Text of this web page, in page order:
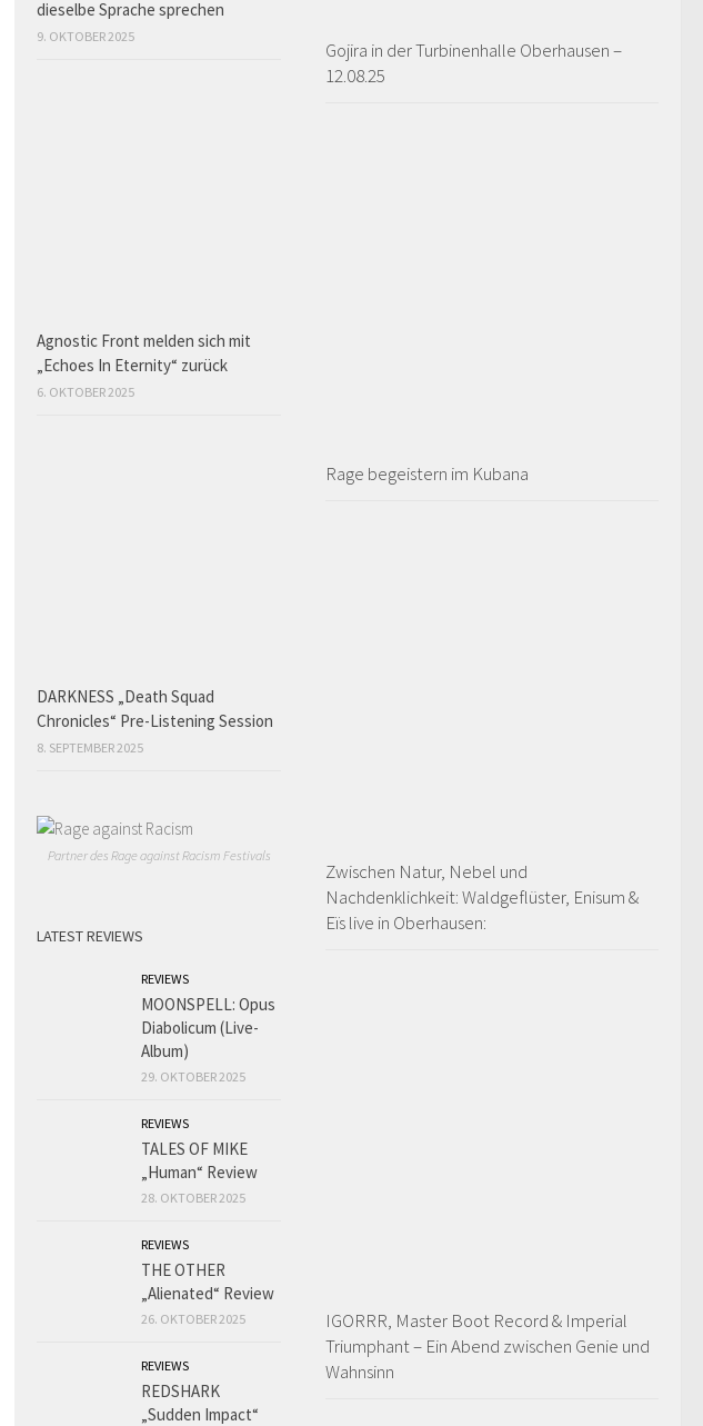
Gojira in der Turbinenhalle Oberhausen –
12.08.25
Rage begeistern im Kubana
Zwischen Natur, Nebel und
Nachdenklichkeit: Waldgeflüster, Enisum &
Eïs live in Oberhausen:
IGORRR, Master Boot Record & Imperial
Triumphant – Ein Abend zwischen Genie und
Wahnsinn
dieselbe Sprache sprechen
9. OKTOBER 2025
Agnostic Front melden sich mit
„Echoes In Eternity“ zurück
6. OKTOBER 2025
DARKNESS „Death Squad
Chronicles“ Pre-Listening Session
8. SEPTEMBER 2025
Partner des Rage against Racism Festivals
LATEST REVIEWS
REVIEWS
MOONSPELL: Opus
Diabolicum (Live-
Album)
29. OKTOBER 2025
REVIEWS
TALES OF MIKE
„Human“ Review
28. OKTOBER 2025
REVIEWS
THE OTHER
„Alienated“ Review
26. OKTOBER 2025
REVIEWS
REDSHARK
„Sudden Impact“